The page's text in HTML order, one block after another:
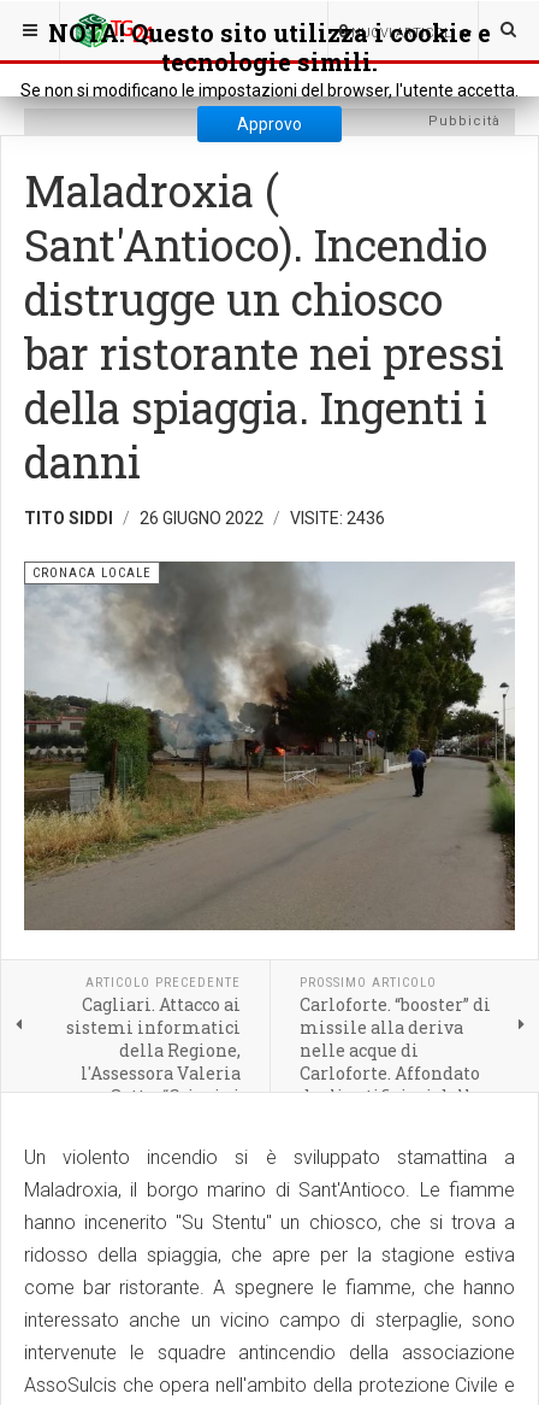
NOTA! Questo sito utilizza i cookie e
tecnologie simili.
Se non si modificano le impostazioni del browser, l'utente accetta.
Approvo
0 NUOVI ARTICOLI
SEI QUI: CRONACA CRONACA LOCALE
Pubbicità
Maladroxia (
Sant'Antioco). Incendio
distrugge un chiosco
bar ristorante nei pressi
della spiaggia. Ingenti i
danni
TITO SIDDI 26 GIUGNO 2022 VISITE: 2436
CRONACA LOCALE
ARTICOLO PRECEDENTE
Cagliari. Attacco ai
sistemi informatici
della Regione,
l'Assessora Valeria
Satta: “Crimini
attivato tutti i sistemi
di sicurezza
PROSSIMO ARTICOLO
Carloforte. “booster” di
missile alla deriva
nelle acque di
Carloforte. Affondato
dagli artificieri della
Un violento incendio si è sviluppato stamattina a
Maladroxia, il borgo marino di Sant'Antioco. Le fiamme
hanno incenerito "Su Stentu" un chiosco, che si trova a
ridosso della spiaggia, che apre per la stagione estiva
come bar ristorante. A spegnere le fiamme, che hanno
interessato anche un vicino campo di sterpaglie, sono
intervenute le squadre antincendio della associazione
AssoSulcis che opera nell'ambito della protezione Civile e